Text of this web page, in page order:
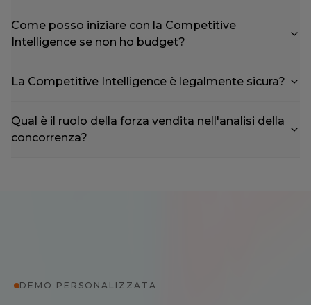
Come posso iniziare con la Competitive
Intelligence se non ho budget?
La Competitive Intelligence è legalmente sicura?
Qual è il ruolo della forza vendita nell'analisi della
concorrenza?
DEMO PERSONALIZZATA